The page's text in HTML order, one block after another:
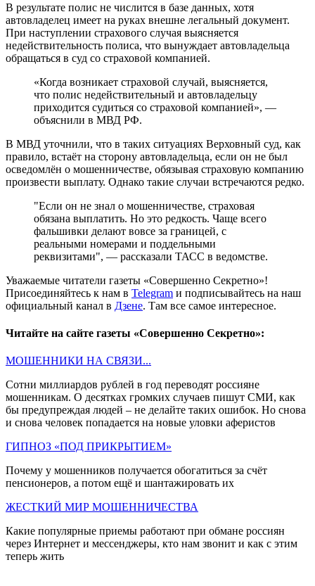
В результате полис не числится в базе данных, хотя
автовладелец имеет на руках внешне легальный документ.
При наступлении страхового случая выясняется
недействительность полиса, что вынуждает автовладельца
обращаться в суд со страховой компанией.
«Когда возникает страховой случай, выясняется,
что полис недействительный и автовладельцу
приходится судиться со страховой компанией», —
объяснили в МВД РФ.
В МВД уточнили, что в таких ситуациях Верховный суд, как
правило, встаёт на сторону автовладельца, если он не был
осведомлён о мошенничестве, обязывая страховую компанию
произвести выплату. Однако такие случаи встречаются редко.
"Если он не знал о мошенничестве, страховая
обязана выплатить. Но это редкость. Чаще всего
фальшивки делают вовсе за границей, с
реальными номерами и поддельными
реквизитами", — рассказали ТАСС в ведомстве.
Уважаемые читатели газеты «Совершенно Секретно»!
Присоединяйтесь к нам в Telegram и подписывайтесь на наш
официальный канал в Дзене. Там все самое интересное.
Читайте на сайте газеты «Совершенно Секретно»:
МОШЕННИКИ НА СВЯЗИ...
Сотни миллиардов рублей в год переводят россияне
мошенникам. О десятках громких случаев пишут СМИ, как
бы предупреждая людей – не делайте таких ошибок. Но снова
и снова человек попадается на новые уловки аферистов
ГИПНОЗ «ПОД ПРИКРЫТИЕМ»
Почему у мошенников получается обогатиться за счёт
пенсионеров, а потом ещё и шантажировать их
ЖЕСТКИЙ МИР МОШЕННИЧЕСТВА
Какие популярные приемы работают при обмане россиян
через Интернет и мессенджеры, кто нам звонит и как с этим
теперь жить